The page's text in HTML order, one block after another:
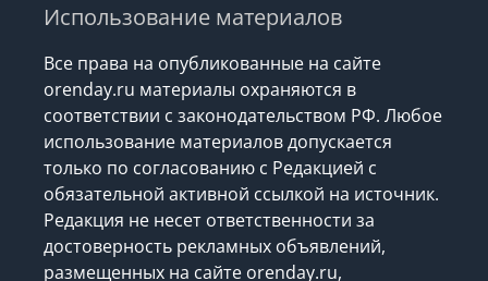
Использование материалов
Все права на опубликованные на сайте
orenday.ru материалы охраняются в
соответствии с законодательством РФ. Любое
использование материалов допускается
только по согласованию с Редакцией с
обязательной активной ссылкой на источник.
Редакция не несет ответственности за
достоверность рекламных объявлений,
размещенных на сайте orenday.ru,